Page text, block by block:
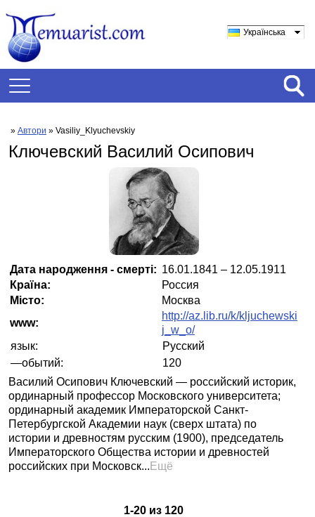
Українська
» Автори » Vasiliy_Klyuchevskiy
Ключевский Василий Осипович
Дата народження - смерті: 16.01.1841 – 12.05.1911
Країна:
Россия
Місто:
Москва
www:
http://az.lib.ru/k/kljuchewski
j_w_o/
язык:
Русский
—обытий:
120
Василий Осипович Ключевский — российский историк,
ординарный профессор Московского университета;
ординарный академик Императорской Санкт-
Петербургской Академии наук (сверх штата) по
истории и древностям русским (1900), председатель
Императорского Общества истории и древностей
российских при Московск... Ещё
1-20 из 120